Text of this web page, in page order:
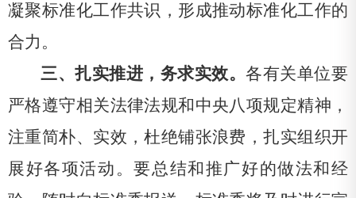
凝聚标准化工作共识，形成推动标准化工作的
合力。
三、扎实推进，务求实效。各有关单位要
严格遵守相关法律法规和中央八项规定精神，
注重简朴、实效，杜绝铺张浪费，扎实组织开
展好各项活动。要总结和推广好的做法和经